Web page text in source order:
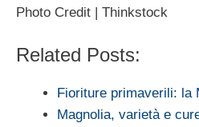
Photo Credit | Thinkstock
Related Posts:
Fioriture primaverili: la
Magnolia, varietà e